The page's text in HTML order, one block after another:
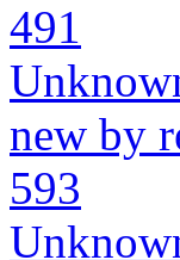
491
new by
593